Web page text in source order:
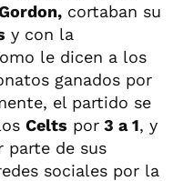
cortaban su
y con la
le dicen a los
ganados por
el partido se
Celts por 3 a 1, y
parte de sus
sociales por la